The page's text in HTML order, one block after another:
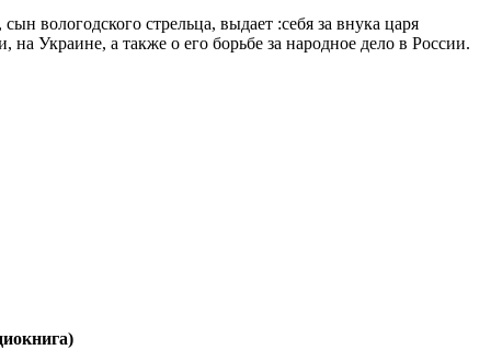
вологодского стрельца, выдает :себя за внука царя
Украине, а также о его борьбе за народное дело в России.